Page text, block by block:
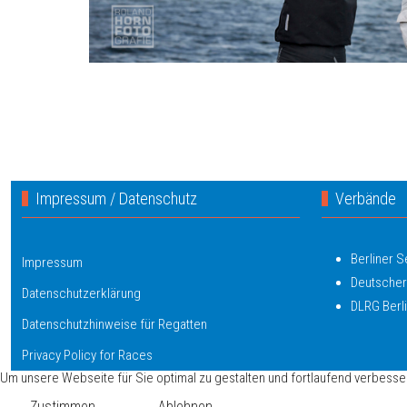
Impressum / Datenschutz
Impressum
Datenschutzerklärung
Datenschutzhinweise für Regatten
Privacy Policy for Races
Verbände
Berliner
DLRG
Um unsere Webseite für Sie optimal zu gestalten und fortlaufend